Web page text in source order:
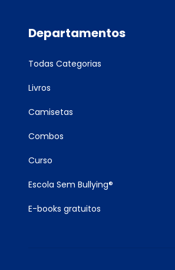
Departamentos
Todas Categorias
Livros
Camisetas
Combos
Curso
Escola Sem Bullying®
E-books gratuitos